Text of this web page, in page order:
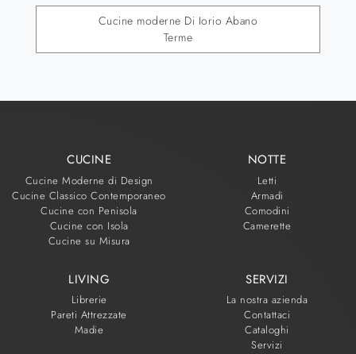
Cucine moderne Di Iorio Abano
Terme
CUCINE
Cucine Moderne di Design
Cucine Classico Contemporaneo
Cucine con Penisola
Cucine con Isola
Cucine su Misura
NOTTE
Letti
Armadi
Comodini
Camerette
LIVING
Librerie
Pareti Attrezzate
Madie
SERVIZI
La nostra azienda
Contattaci
Cataloghi
Servizi